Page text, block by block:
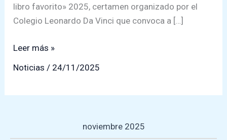
libro favorito» 2025, certamen organizado por el
Colegio Leonardo Da Vinci que convoca a […]
Estudiante
Leer más »
Noticias / 24/11/2025
noviembre 2025